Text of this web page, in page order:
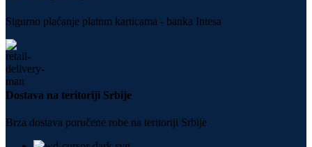
Sigurno plaćanje platnm karticama - banka Intesa
Dostava na teritoriji Srbije
Brza dostava poručene robe na teritoriji Srbije